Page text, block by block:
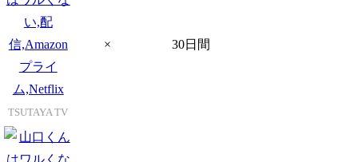
TSUTAYA TV
× 30日間